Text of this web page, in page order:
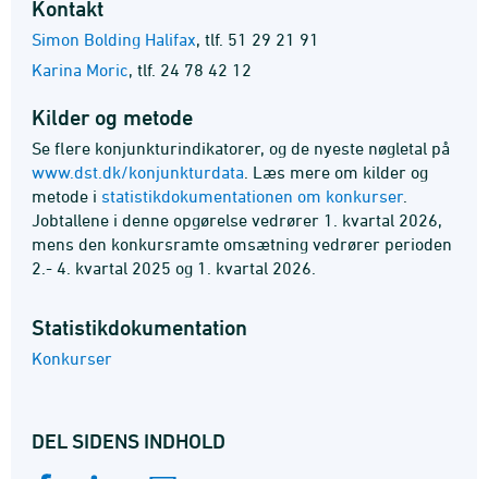
Kontakt
Simon Bolding Halifax, tlf. 51 29 21 91
Karina Moric, tlf. 24 78 42 12
Kilder og metode
Se flere konjunkturindikatorer, og de nyeste nøgletal på
www.dst.dk/konjunkturdata . Læs mere om kilder og
metode i statistikdokumentationen om konkurser.
Jobtallene i denne opgørelse vedrører 1. kvartal 2026,
mens den konkursramte omsætning vedrører perioden
2.- 4. kvartal 2025 og 1. kvartal 2026.
Statistik­dokumentation
Konkurser
DEL SIDENS INDHOLD